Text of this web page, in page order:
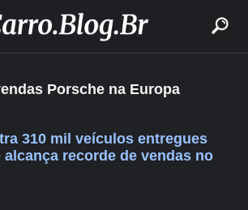
Porsche na Europa
310 mil veículos entregues
alcança recorde de vendas no